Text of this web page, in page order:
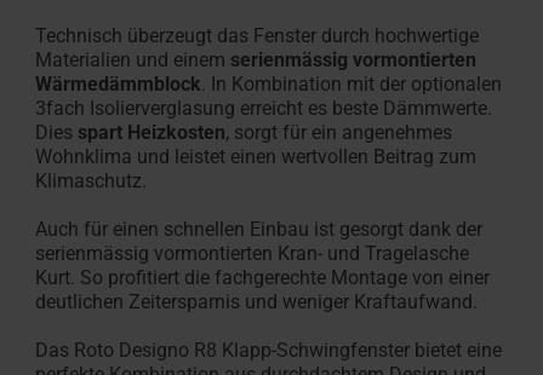
Technisch überzeugt das Fenster durch hochwertige
Materialien und einem serienmässig vormontierten
Wärmedämmblock. In Kombination mit der optionalen
3fach Isolierverglasung erreicht es beste Dämmwerte.
Dies spart Heizkosten, sorgt für ein angenehmes
Wohnklima und leistet einen wertvollen Beitrag zum
Klimaschutz.
Auch für einen schnellen Einbau ist gesorgt dank der
serienmässig vormontierten Kran- und Tragelasche
Kurt. So profitiert die fachgerechte Montage von einer
deutlichen Zeitersparnis und weniger Kraftaufwand.
Das Roto Designo R8 Klapp-Schwingfenster bietet eine